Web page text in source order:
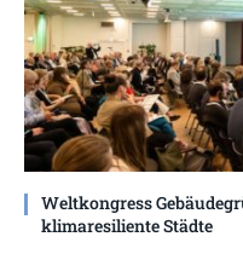
Weltkongress
klimaresiliente Städte